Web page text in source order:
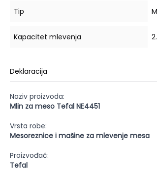
Tip
Kapacitet mlevenja
Deklaracija
Naziv proizvoda:
Mlin za meso Tefal NE4451
Vrsta robe:
Mesoreznice i mašine za mlevenje mesa
Proizvođač:
Tefal